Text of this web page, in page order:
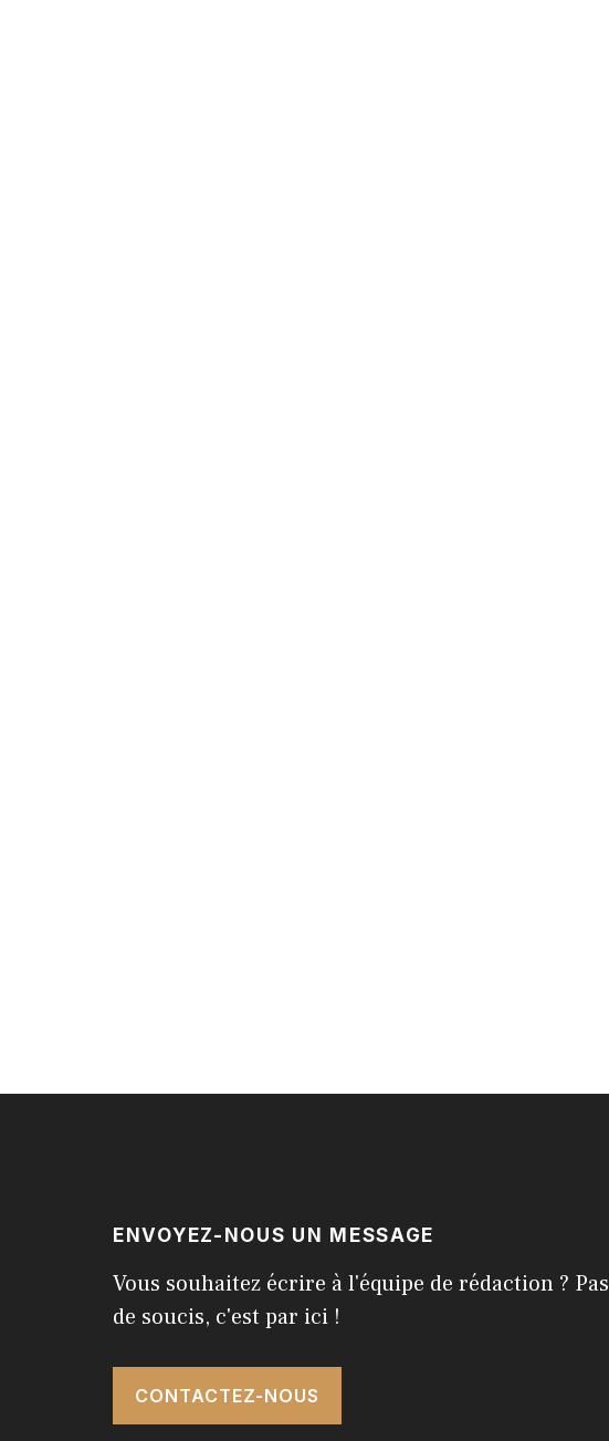
ENVOYEZ-NOUS UN MESSAGE
Vous souhaitez écrire à l'équipe de rédaction ? Pas
de soucis, c'est par ici !
CONTACTEZ-NOUS